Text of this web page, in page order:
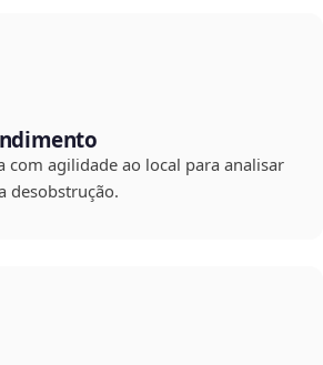
com agilidade ao local para analisar
desobstrução.